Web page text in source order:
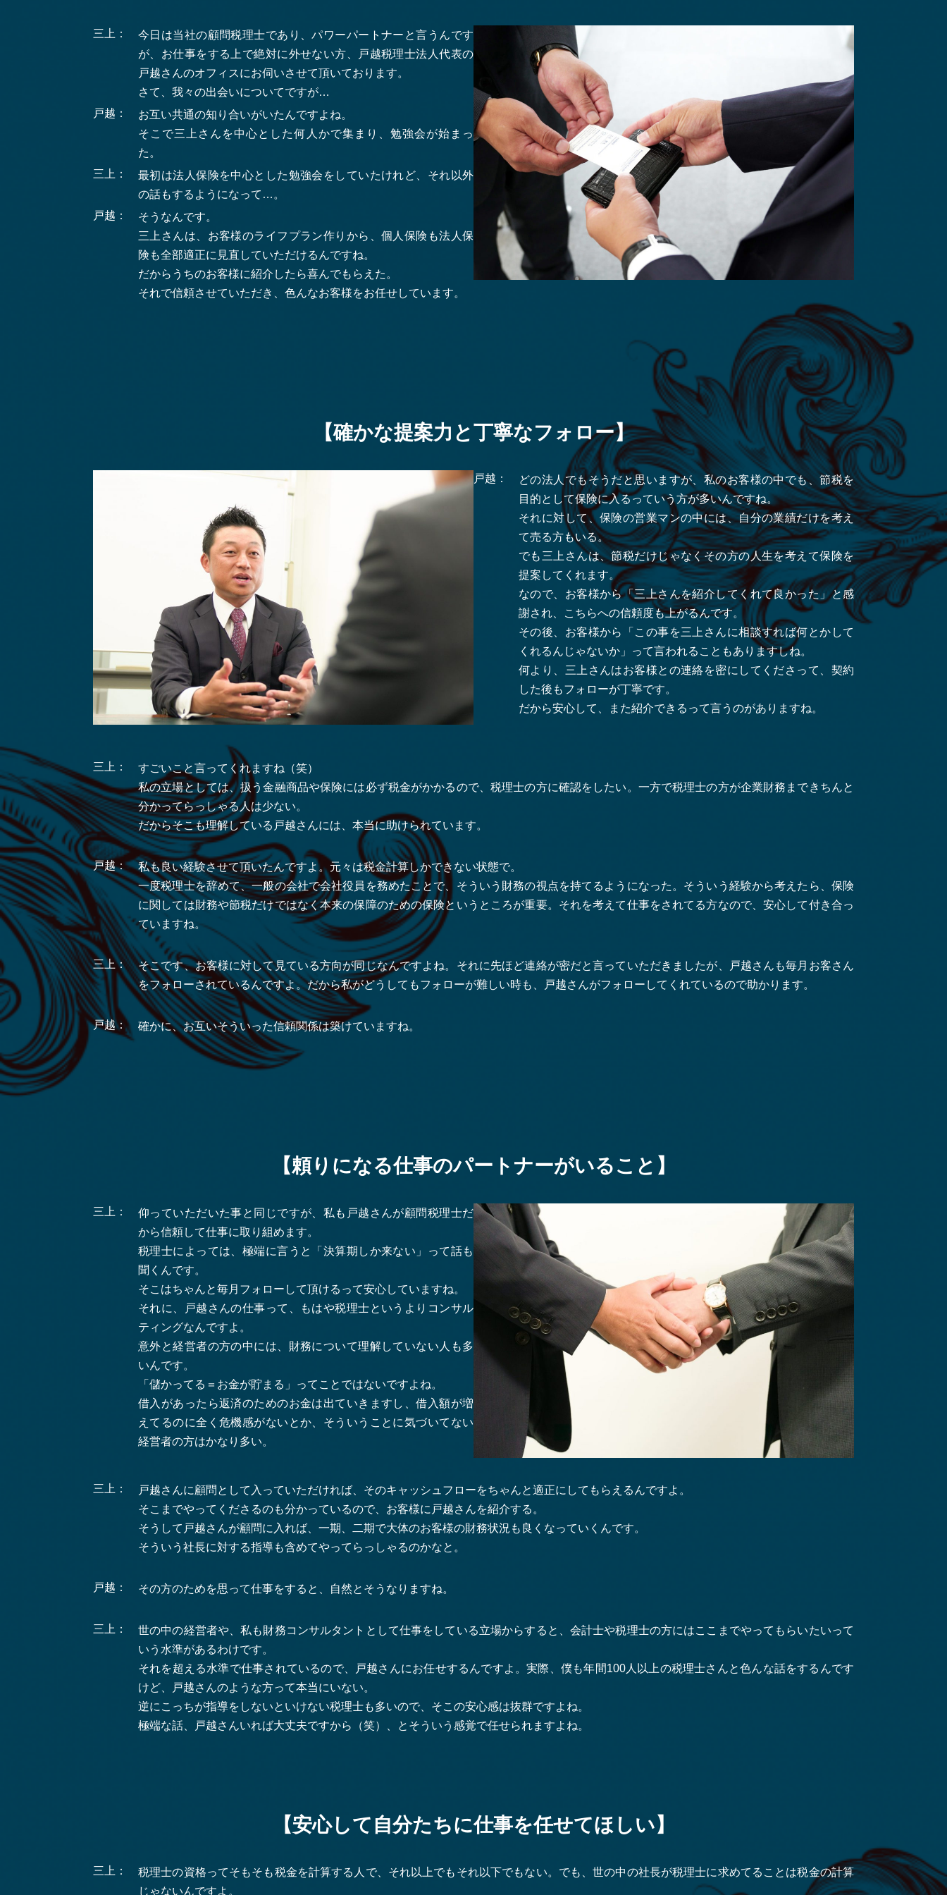
三上：
今日は当社の顧問税理士であり、パワーパートナーと言うんです
が、お仕事をする上で絶対に外せない方、戸越税理士法人代表の
戸越さんのオフィスにお伺いさせて頂いております。
さて、我々の出会いについてですが…
戸越：
お互い共通の知り合いがいたんですよね。
そこで三上さんを中心とした何人かで集まり、勉強会が始まっ
た。
三上：
最初は法人保険を中心とした勉強会をしていたけれど、それ以外
の話もするようになって…。
戸越：
そうなんです。
三上さんは、お客様のライフプラン作りから、個人保険も法人保
険も全部適正に見直していただけるんですね。
だからうちのお客様に紹介したら喜んでもらえた。
それで信頼させていただき、色んなお客様をお任せしています。
【確かな提案力と丁寧なフォロー】
戸越：
どの法人でもそうだと思いますが、私のお客様の中でも、節税を
目的として保険に入るっていう方が多いんですね。
それに対して、保険の営業マンの中には、自分の業績だけを考え
て売る方もいる。
でも三上さんは、節税だけじゃなくその方の人生を考えて保険を
提案してくれます。
なので、お客様から「三上さんを紹介してくれて良かった」と感
謝され、こちらへの信頼度も上がるんです。
その後、お客様から「この事を三上さんに相談すれば何とかして
くれるんじゃないか」って言われることもありますしね。
何より、三上さんはお客様との連絡を密にしてくださって、契約
した後もフォローが丁寧です。
だから安心して、また紹介できるって言うのがありますね。
三上：
すごいこと言ってくれますね（笑）
私の立場としては、扱う金融商品や保険には必ず税金がかかるので、税理士の方に確認をしたい。一方で税理士の方が企業財務まできちんと
分かってらっしゃる人は少ない。
だからそこも理解している戸越さんには、本当に助けられています。
戸越：
私も良い経験させて頂いたんですよ。元々は税金計算しかできない状態で。
一度税理士を辞めて、一般の会社で会社役員を務めたことで、そういう財務の視点を持てるようになった。そういう経験から考えたら、保険
に関しては財務や節税だけではなく本来の保障のための保険というところが重要。それを考えて仕事をされてる方なので、安心して付き合っ
ていますね。
三上：
そこです、お客様に対して見ている方向が同じなんですよね。それに先ほど連絡が密だと言っていただきましたが、戸越さんも毎月お客さん
をフォローされているんですよ。だから私がどうしてもフォローが難しい時も、戸越さんがフォローしてくれているので助かります。
戸越： 確かに、お互いそういった信頼関係は築けていますね。
【頼りになる仕事のパートナーがいること】
三上：
仰っていただいた事と同じですが、私も戸越さんが顧問税理士だ
から信頼して仕事に取り組めます。
税理士によっては、極端に言うと「決算期しか来ない」って話も
聞くんです。
そこはちゃんと毎月フォローして頂けるって安心していますね。
それに、戸越さんの仕事って、もはや税理士というよりコンサル
ティングなんですよ。
意外と経営者の方の中には、財務について理解していない人も多
いんです。
「儲かってる＝お金が貯まる」ってことではないですよね。
借入があったら返済のためのお金は出ていきますし、借入額が増
えてるのに全く危機感がないとか、そういうことに気づいてない
経営者の方はかなり多い。
三上：
戸越さんに顧問として入っていただければ、そのキャッシュフローをちゃんと適正にしてもらえるんですよ。
そこまでやってくださるのも分かっているので、お客様に戸越さんを紹介する。
そうして戸越さんが顧問に入れば、一期、二期で大体のお客様の財務状況も良くなっていくんです。
そういう社長に対する指導も含めてやってらっしゃるのかなと。
戸越： その方のためを思って仕事をすると、自然とそうなりますね。
三上：
世の中の経営者や、私も財務コンサルタントとして仕事をしている立場からすると、会計士や税理士の方にはここまでやってもらいたいって
いう水準があるわけです。
それを超える水準で仕事されているので、戸越さんにお任せするんですよ。実際、僕も年間100人以上の税理士さんと色んな話をするんです
けど、戸越さんのような方って本当にいない。
逆にこっちが指導をしないといけない税理士も多いので、そこの安心感は抜群ですよね。
極端な話、戸越さんいれば大丈夫ですから（笑）、とそういう感覚で任せられますよね。
【安心して自分たちに仕事を任せてほしい】
三上：
税理士の資格ってそもそも税金を計算する人で、それ以上でもそれ以下でもない。でも、世の中の社長が税理士に求めてることは税金の計算
じゃないんですよ。